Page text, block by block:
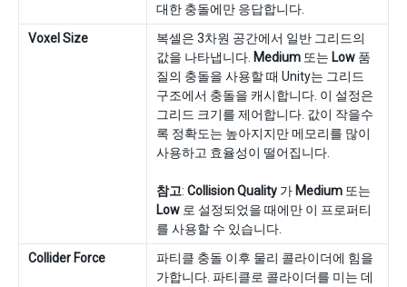
대한 충돌에만 응답합니다.
Voxel Size
복셀은 3차원 공간에서 일반 그리드의
값을 나타냅니다. Medium 또는 Low 품
질의 충돌을 사용할 때 Unity는 그리드
구조에서 충돌을 캐시합니다. 이 설정은
그리드 크기를 제어합니다. 값이 작을수
록 정확도는 높아지지만 메모리를 많이
사용하고 효율성이 떨어집니다.
참고: Collision Quality 가 Medium 또는
Low 로 설정되었을 때에만 이 프로퍼티
를 사용할 수 있습니다.
Collider Force
파티클 충돌 이후 물리 콜라이더에 힘을
가합니다. 파티클로 콜라이더를 미는 데